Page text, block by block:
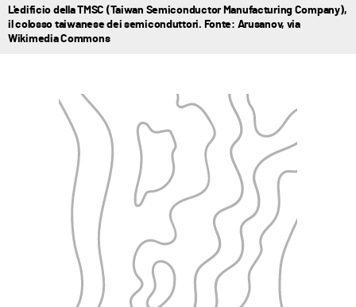
L'edificio della TMSC (Taiwan Semiconductor Manufacturing Company),
il colosso taiwanese dei semiconduttori. Fonte: Arusanov, via
Wikimedia Commons